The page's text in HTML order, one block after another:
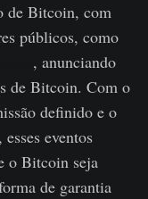
de Bitcoin, com
públicos, como
, anunciando
de Bitcoin. Com o
definido e o
eventos
o Bitcoin seja
de garantia